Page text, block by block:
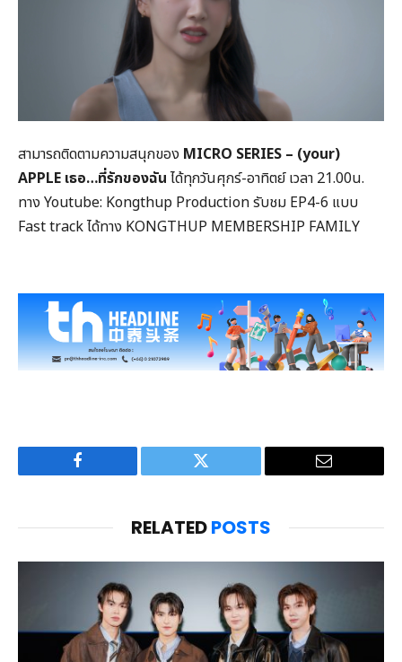
สามารถติดตามความสนุกของ MICRO SERIES – (your)
APPLE เธอ…ที่รักของฉัน ได้ทุกวันศุกร์-อาทิตย์ เวลา 21.00น.
ทาง Youtube: Kongthup Production รับชม EP4-6 แบบ
Fast track ได้ทาง KONGTHUP MEMBERSHIP FAMILY
Facebook Twitter Email
RELATEDPOSTS